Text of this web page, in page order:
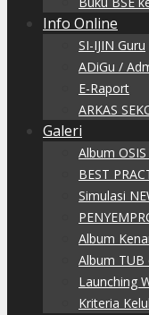
Info Online
SI-IJIN Guru
ADiGu /
E-Raport
ARKAS
Galeri
Album
BEST
Simulasi
Album
Album
Launching
Kriteria